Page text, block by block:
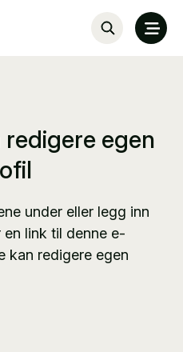
egen
under eller legg inn
en link til denne e-
kan redigere egen